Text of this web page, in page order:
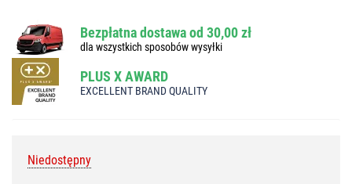
Bezpłatna dostawa od 30,00 zł
dla wszystkich sposobów wysyłki
PLUS X AWARD
EXCELLENT BRAND QUALITY
Niedostępny